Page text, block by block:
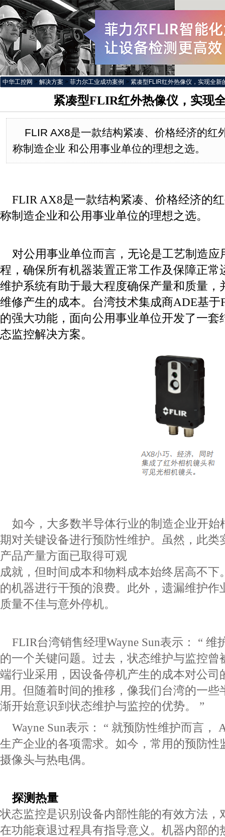
中华工控网 > 解决方案 > 菲力尔工业成功案例 > 紧凑型FLIR红外热像仪，实现全新
紧凑型FLIR红外热像仪，实现
FLIR AX8是一款结构紧凑、价格经济的红
称制造企业 和公用事业单位的理想之选。
FLIR AX8是一款结构紧凑、价格经济的
称制造企业和公用事业单位的理想之选。
对公用事业单位而言，无论是工艺制造
程，确保所有机器装置正常工作及保障正常
维护系统有助于最大程度确保产量和质量，
维修产生的成本。台湾技术集成商ADE基于
的强大功能，面向公用事业单位开发了一套
态监控解决方案。
如今，大多数半导体行业的制造企业开始
期对关键设备进行预防性维护。虽然，此类
产品产量方面已取得可观
成就，但时间成本和物料成本始终居高不下
的机器进行干预的浪费。此外，遗漏维护作
质量不佳与意外停机。
FLIR台湾销售经理Wayne Sun表示： “ 维
的一个关键问题。过去，状态维护与监控曾
端行业采用，因设备停机产生的成本对公司
用。但随着时间的推移，像我们台湾的一些
渐开始意识到状态维护与监控的优势。 ”
Wayne Sun表示： “ 就预防性维护而言，
生产企业的各项需求。如今，常用的预防性
摄像头与热电偶。
探测热量
状态监控是识别设备内部性能的有效方法，
在功能衰退过程具有指导意义。机器内部的